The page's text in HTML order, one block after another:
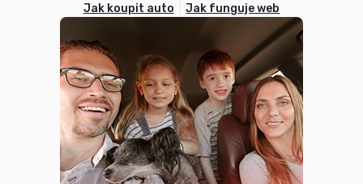
Jak koupit auto Jak funguje web